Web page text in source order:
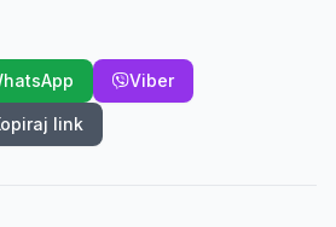
Viber
link